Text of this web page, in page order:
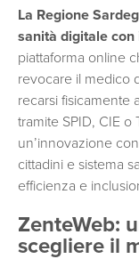
La Regione
sanità digitale con
piattaforma online
revocare il medico
recarsi fisicamente
tramite SPID, CIE o
un’innovazione
cittadini e sistema
efficienza e
ZenteWeb:
scegliere il